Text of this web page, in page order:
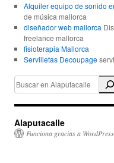
Alquiler equipo de sonido
de música mallorca
diseñador web mallorca
freelance mallorca
fisioterapia Mallorca
Servilletas Decoupage
Alaputacalle
Funciona gracias a